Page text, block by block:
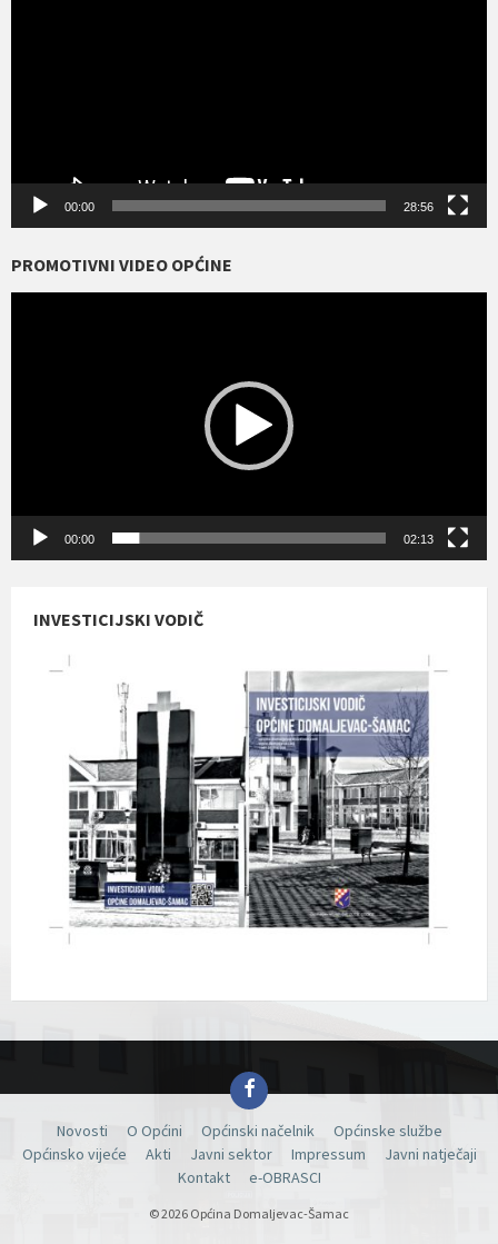
00:00 28:56
PROMOTIVNI VIDEO OPĆINE
00:00 02:13
INVESTICIJSKI VODIČ
Facebook
Novosti O Općini Općinski načelnik
Općinske službe
Općinsko vijeće
Akti Javni sektor Impressum
Javni natječaji
Kontakt
e-OBRASCI
© 2026 Općina Domaljevac-Šamac